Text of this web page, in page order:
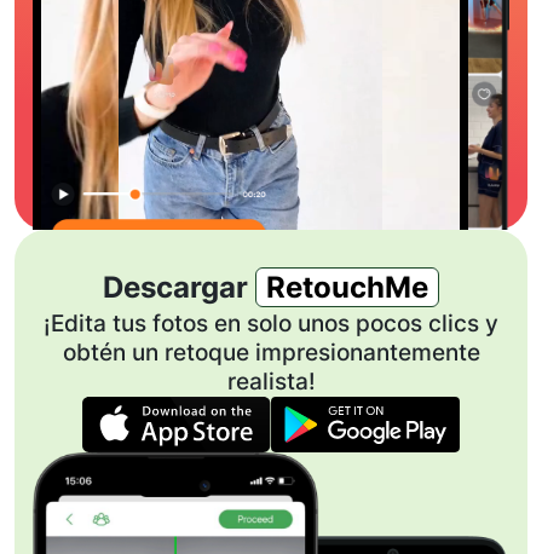
Descargar RetouchMe
¡Edita tus fotos en solo unos pocos clics y
obtén un retoque impresionantemente
realista!